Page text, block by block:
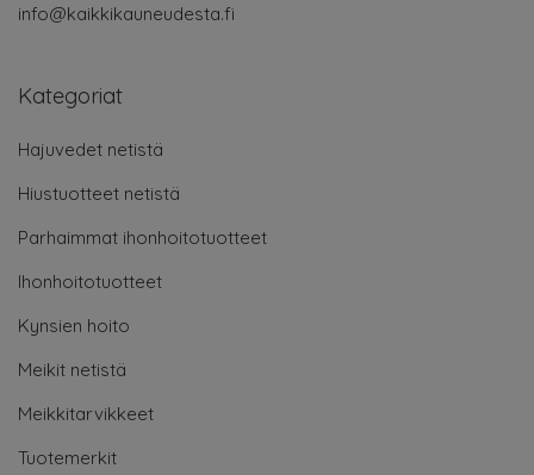
info@kaikkikauneudesta.fi
Kategoriat
Hajuvedet netistä
Hiustuotteet netistä
Parhaimmat ihonhoitotuotteet
Ihonhoitotuotteet
Kynsien hoito
Meikit netistä
Meikkitarvikkeet
Tuotemerkit